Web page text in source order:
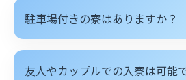
駐車場付きの寮はありますか？
友人やカップルでの入寮は可能